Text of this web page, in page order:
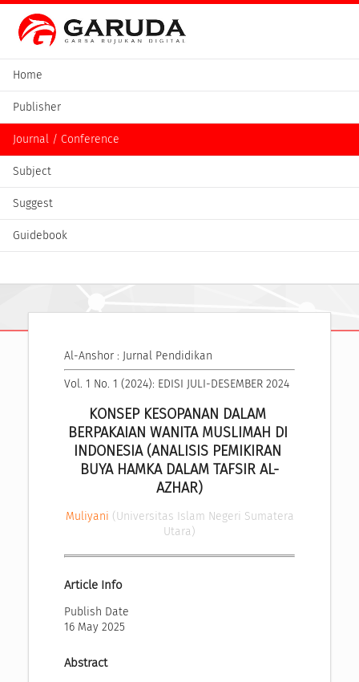
Home
Publisher
Journal / Conference
Subject
Suggest
Guidebook
Al-Anshor : Jurnal Pendidikan
Vol. 1 No. 1 (2024): EDISI JULI-DESEMBER 2024
KONSEP KESOPANAN DALAM
BERPAKAIAN WANITA MUSLIMAH DI
INDONESIA (ANALISIS PEMIKIRAN
BUYA HAMKA DALAM TAFSIR AL-
AZHAR)
Muliyani (Universitas Islam Negeri Sumatera
Utara)
Article Info
Publish Date
16 May 2025
Abstract